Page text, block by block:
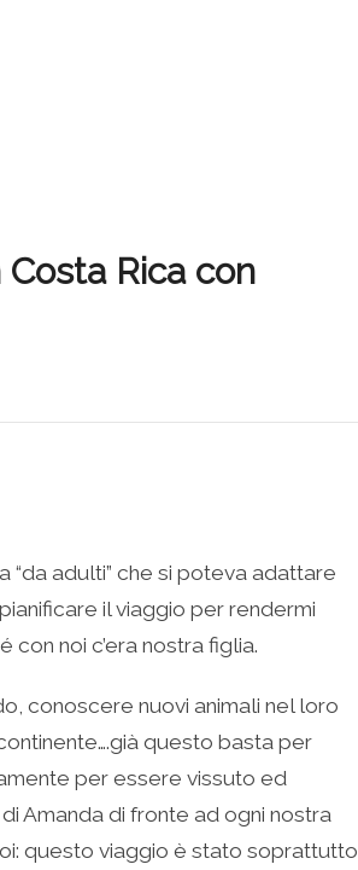
Rica con
“da adulti” che si poteva adattare
il viaggio per rendermi
noi c’era nostra figlia.
conoscere nuovi animali nel loro
questo basta per
per essere vissuto ed
Amanda di fronte ad ogni nostra
questo viaggio è stato soprattutto